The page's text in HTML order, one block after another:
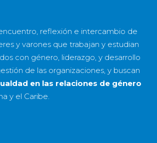
reflexión e intercambio de
y varones que trabajan y estudian
con género, liderazgo, y desarrollo
de las organizaciones, y buscan
en las relaciones de género
y el Caribe.